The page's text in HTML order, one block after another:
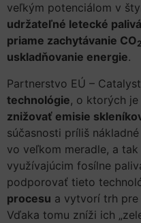
veľkým potenciálom v
udržateľné letecké palivá
priame zachytávanie CO2
uskladňovanie energie.
Partnerstvo EÚ –
technológie, o ktorých
znižovať emisie
súčasnosti príliš
vo veľkom meradle, a
využívajúcim fosílne
podporovať tieto
procesu a vytvorí trh pre
Vďaka tomu zníži ich